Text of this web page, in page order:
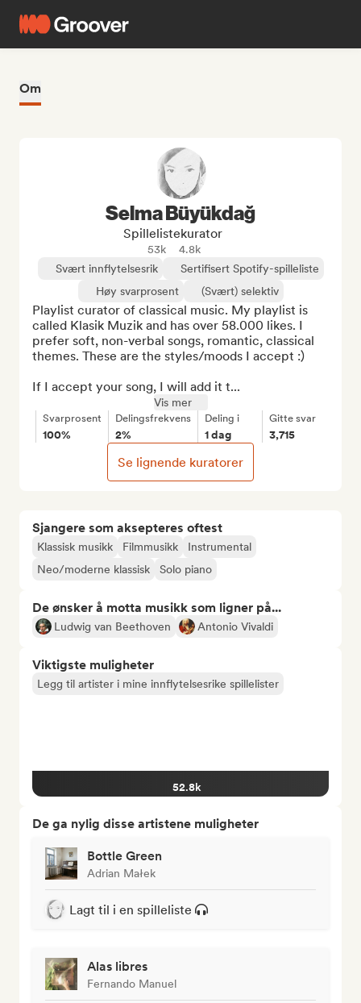
Om
Sjangere som aksepteres oftest
Klassisk musikk Filmmusikk
Instrumental
Neo/moderne klassisk
Solo piano
De ønsker å motta musikk som ligner på...
Ludwig van Beethoven Antonio Vivaldi
Viktigste muligheter
Legg til artister i mine innflytelsesrike spillelister
52.8k
De ga nylig disse artistene muligheter
Bottle Green
Adrian Małek
Lagt til i en spilleliste
Alas libres
Fernando Manuel
Selma Büyükdağ
Spillelistekurator
53k
4.8k
Svært innflytelsesrik
Sertifisert Spotify-spilleliste
Høy svarprosent
(Svært) selektiv
Playlist curator of classical music. My playlist is
called Klasik Muzik and has over 58.000 likes. I
prefer soft, non-verbal songs, romantic, classical
themes. These are the styles/moods I accept :)
If I accept your song, I will add it t...
Vis mer
Svarprosent
100%
Delingsfrekvens
2%
Deling i
1 dag
Gitte svar
3,715
Se lignende kuratorer